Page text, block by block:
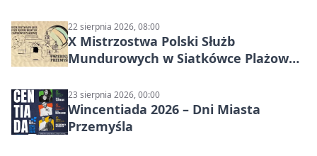
22 sierpnia 2026, 08:00
X Mistrzostwa Polski Służb
Mundurowych w Siatkówce Plażowej
23 sierpnia 2026, 00:00
Wincentiada 2026 – Dni Miasta
Przemyśla